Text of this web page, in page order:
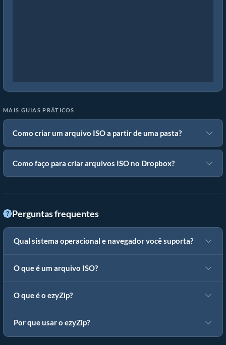
MAIS GUIAS PRÁTICOS
Como criar um arquivo ISO a partir de uma pasta?
Como faço para criar arquivos ISO no Dropbox?
Perguntas frequentes
Qual sistema operacional e navegador você suporta?
O que é um arquivo ISO?
O que é o ezyZip?
Por que usar o ezyZip?